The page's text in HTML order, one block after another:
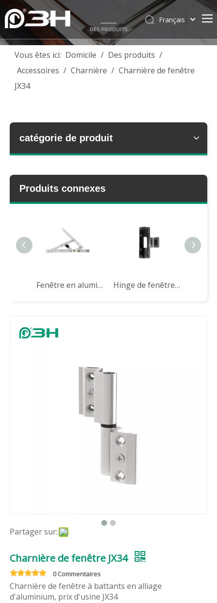
Français
简体中文
Pусский
Vous êtes ici: Domicile / Des produits /
Accessoires / Charnière / Charnière de fenêtre
JX34
catégorie de produit
Produits connexes
Fenêtre en aluminium Friction Reste HHKS12HK pour Hong Kong Hinge de fenêtre en aluminium JX156 pour le marché de Hongkong
Partager sur:
Charnière de fenêtre JX34
0 Commentaires
Charnière de fenêtre à battants en alliage
d'aluminium, prix d'usine JX34